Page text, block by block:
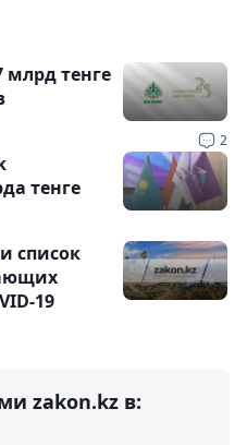
2
млрд тенге
тенге
список
19
zakon.kz в: